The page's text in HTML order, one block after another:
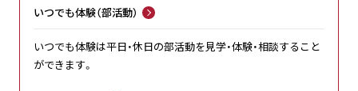
いつでも体験（部活動）
いつでも体験は平日・休日の部活動を見学・体験・相談すること
ができます。